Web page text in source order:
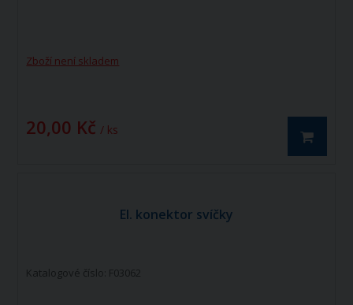
Zboží není skladem
20,00 Kč / ks
El. konektor svíčky
Katalogové číslo: F03062